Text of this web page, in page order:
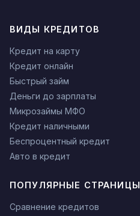
ВИДЫ КРЕДИТОВ
Кредит на карту
Кредит онлайн
Быстрый займ
Деньги до зарплаты
Микрозаймы МФО
Кредит наличными
Беспроцентный кредит
Авто в кредит
ПОПУЛЯРНЫЕ СТРАНИЦЫ
Сравнение кредитов